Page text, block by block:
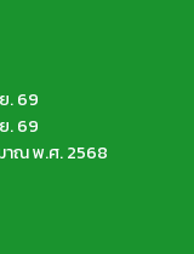
. 69
. 69
าณ พ.ศ. 2568